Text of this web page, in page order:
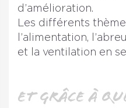
d’amélioration.
Les différents
l’alimentation,
et la ventilation en
et grâce à